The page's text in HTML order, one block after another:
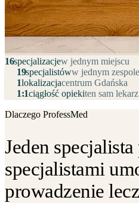
16specjalizacjew jednym miejscu
19specjalistóww jednym zespole
1lokalizacjacentrum Gdańska
1:1ciągłość opiekiten sam lekarz
Dlaczego ProfessMed
Jeden
specjalistami
prowadzenie